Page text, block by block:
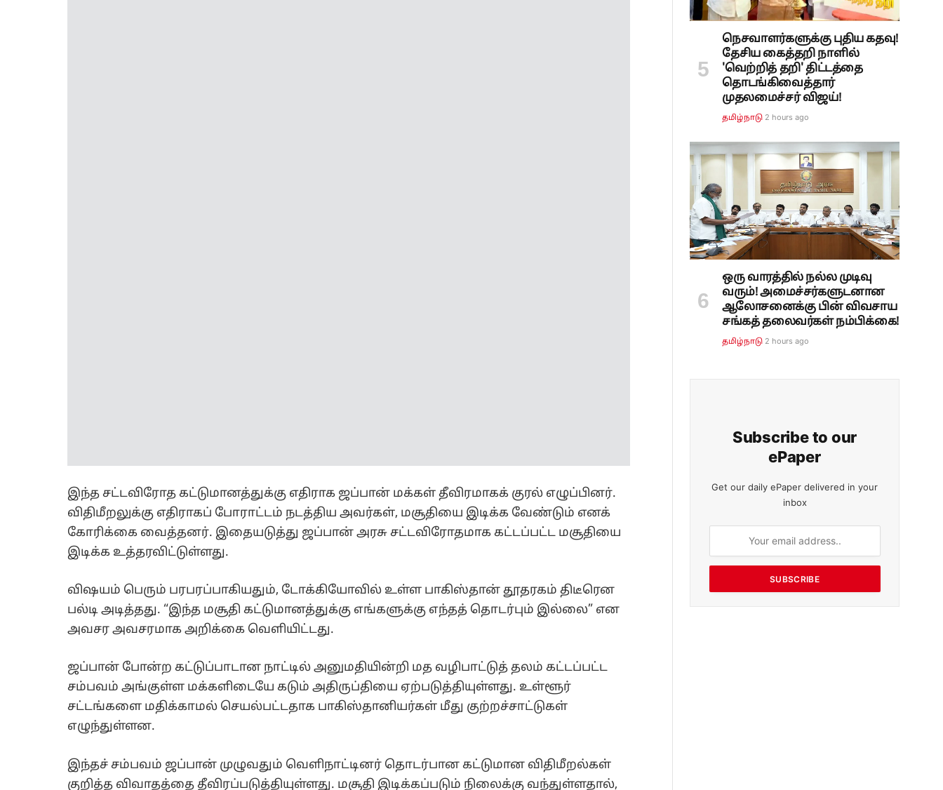
இந்த சட்டவிரோத கட்டுமானத்துக்கு எதிராக ஜப்பான் மக்கள் தீவிரமாகக் குரல் எழுப்பினர்.
விதிமீறலுக்கு எதிராகப் போராட்டம் நடத்திய அவர்கள், மசூதியை இடிக்க வேண்டும் எனக்
கோரிக்கை வைத்தனர். இதையடுத்து ஜப்பான் அரசு சட்டவிரோதமாக கட்டப்பட்ட மசூதியை
இடிக்க உத்தரவிட்டுள்ளது.
விஷயம் பெரும் பரபரப்பாகியதும், டோக்கியோவில் உள்ள பாகிஸ்தான் தூதரகம் திடீரென
பல்டி அடித்தது. “இந்த மசூதி கட்டுமானத்துக்கு எங்களுக்கு எந்தத் தொடர்பும் இல்லை” என
அவசர அவசரமாக அறிக்கை வெளியிட்டது.
ஜப்பான் போன்ற கட்டுப்பாடான நாட்டில் அனுமதியின்றி மத வழிபாட்டுத் தலம் கட்டப்பட்ட
சம்பவம் அங்குள்ள மக்களிடையே கடும் அதிருப்தியை ஏற்படுத்தியுள்ளது. உள்ளூர்
சட்டங்களை மதிக்காமல் செயல்பட்டதாக பாகிஸ்தானியர்கள் மீது குற்றச்சாட்டுகள்
எழுந்துள்ளன.
இந்தச் சம்பவம் ஜப்பான் முழுவதும் வெளிநாட்டினர் தொடர்பான கட்டுமான விதிமீறல்கள்
குறித்த விவாதத்தை தீவிரப்படுத்தியுள்ளது. மசூதி இடிக்கப்படும் நிலைக்கு வந்துள்ளதால்,
நெசவாளர்களுக்கு புதிய கதவு!
தேசிய கைத்தறி நாளில்
'வெற்றித் தறி' திட்டத்தை
தொடங்கிவைத்தார்
முதலமைச்சர் விஜய்!
தமிழ்நாடு 2 hours ago
ஒரு வாரத்தில் நல்ல முடிவு
வரும்! அமைச்சர்களுடனான
ஆலோசனைக்கு பின் விவசாய
சங்கத் தலைவர்கள் நம்பிக்கை!
தமிழ்நாடு 2 hours ago
Subscribe to our
ePaper
Get our daily ePaper delivered in your
inbox
SUBSCRIBE